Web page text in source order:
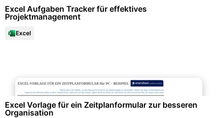
Excel Aufgaben Tracker für effektives
Projektmanagement
Excel
Excel Vorlage für ein Zeitplanformular zur besseren
Organisation